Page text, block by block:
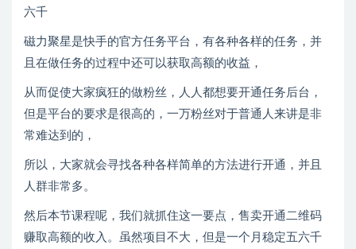
六千
磁力聚星是快手的官方任务平台，有各种各样的任务，并
且在做任务的过程中还可以获取高额的收益，
从而促使大家疯狂的做粉丝，人人都想要开通任务后台，
但是平台的要求是很高的，一万粉丝对于普通人来讲是非
常难达到的，
所以，大家就会寻找各种各样简单的方法进行开通，并且
人群非常多。
然后本节课程呢，我们就抓住这一要点，售卖开通二维码
赚取高额的收入。虽然项目不大，但是一个月稳定五六千